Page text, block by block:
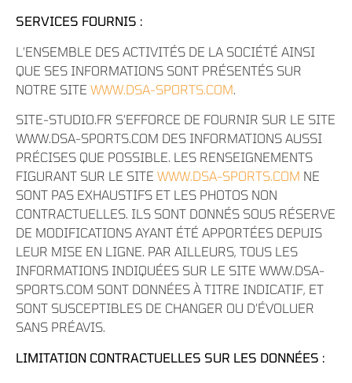
SERVICES FOURNIS :
L’ENSEMBLE DES ACTIVITÉS DE LA SOCIÉTÉ AINSI
QUE SES INFORMATIONS SONT PRÉSENTÉS SUR
NOTRE SITE WWW.DSA-SPORTS.COM.
SITE-STUDIO.FR S’EFFORCE DE FOURNIR SUR LE SITE
WWW.DSA-SPORTS.COM DES INFORMATIONS AUSSI
PRÉCISES QUE POSSIBLE. LES RENSEIGNEMENTS
FIGURANT SUR LE SITE WWW.DSA-SPORTS.COM NE
SONT PAS EXHAUSTIFS ET LES PHOTOS NON
CONTRACTUELLES. ILS SONT DONNÉS SOUS RÉSERVE
DE MODIFICATIONS AYANT ÉTÉ APPORTÉES DEPUIS
LEUR MISE EN LIGNE. PAR AILLEURS, TOUS LES
INFORMATIONS INDIQUÉES SUR LE SITE WWW.DSA-
SPORTS.COM SONT DONNÉES À TITRE INDICATIF, ET
SONT SUSCEPTIBLES DE CHANGER OU D’ÉVOLUER
SANS PRÉAVIS.
LIMITATION CONTRACTUELLES SUR LES DONNÉES :